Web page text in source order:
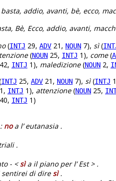
addio, avanti, bè, ecco,
Bè, Ecco, addio, avanti,
(INTJ 29, ADV 21, NOUN 7), sì(
(NOUN 25, INTJ 1), come(
42, INTJ 1), maledizione(NOUN 2,
INTJ 25, ADV 21, NOUN 7), sì(INTJ
1, INTJ 1), attenzione(NOUN 25,
40, INTJ 1)
noa l’ eutanasia .
.
- <sìa il piano per l’ Est > .
sentirei di diresì.